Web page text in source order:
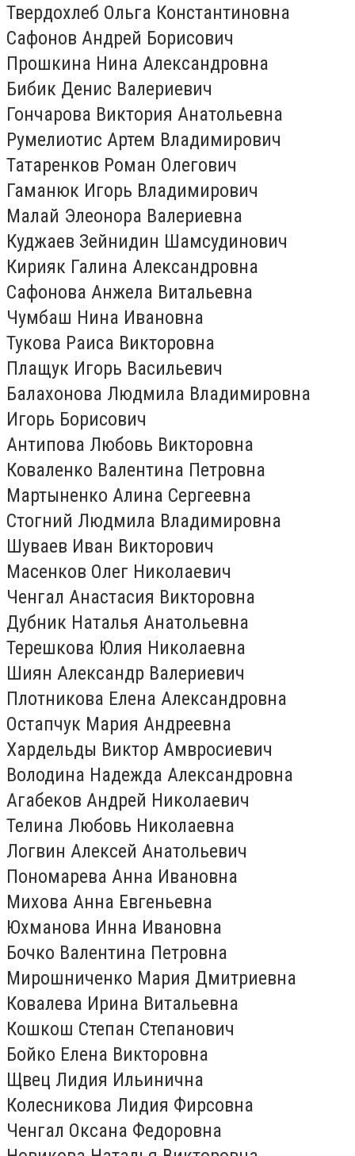
Твердохлеб Ольга Константиновна
Сафонов Андрей Борисович
Прошкина Нина Александровна
Бибик Денис Валериевич
Гончарова Виктория Анатольевна
Румелиотис Артем Владимирович
Татаренков Роман Олегович
Гаманюк Игорь Владимирович
Малай Элеонора Валериевна
Куджаев Зейнидин Шамсудинович
Кирияк Галина Александровна
Сафонова Анжела Витальевна
Чумбаш Нина Ивановна
Тукова Раиса Викторовна
Плащук Игорь Васильевич
Балахонова Людмила Владимировна
Игорь Борисович
Антипова Любовь Викторовна
Коваленко Валентина Петровна
Мартыненко Алина Сергеевна
Стогний Людмила Владимировна
Шуваев Иван Викторович
Масенков Олег Николаевич
Ченгал Анастасия Викторовна
Дубник Наталья Анатольевна
Терешкова Юлия Николаевна
Шиян Александр Валериевич
Плотникова Елена Александровна
Остапчук Мария Андреевна
Хардельды Виктор Амвросиевич
Володина Надежда Александровна
Агабеков Андрей Николаевич
Телина Любовь Николаевна
Логвин Алексей Анатольевич
Пономарева Анна Ивановна
Михова Анна Евгеньевна
Юхманова Инна Ивановна
Бочко Валентина Петровна
Мирошниченко Мария Дмитриевна
Ковалева Ирина Витальевна
Кошкош Степан Степанович
Бойко Елена Викторовна
Щвец Лидия Ильинична
Колесникова Лидия Фирсовна
Ченгал Оксана Федоровна